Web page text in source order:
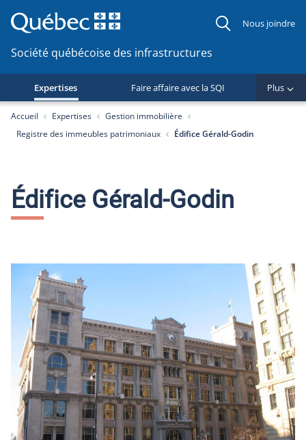
Société québécoise des infrastructures
Nous joindre
Expertises Faire affaire avec la SQI Plus
You are here:
Accueil Expertises
Gestion immobilière
Registre des immeubles patrimoniaux
​Édifice Gérald-Godin
​Édifice Gérald-Godin